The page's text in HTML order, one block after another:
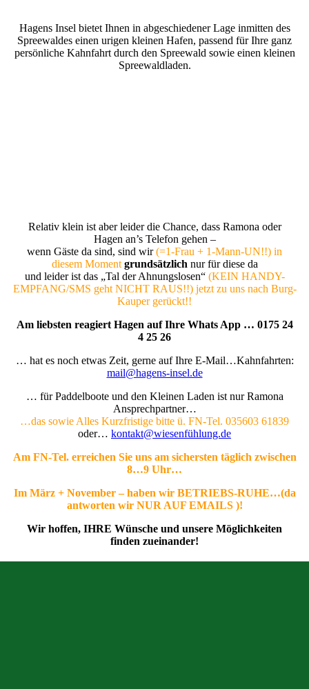
Hagens Insel bietet Ihnen in abgeschiedener Lage inmitten des
Spreewaldes einen urigen kleinen Hafen, passend für Ihre ganz
persönliche Kahnfahrt durch den Spreewald sowie einen kleinen
Spreewaldladen.
Relativ klein ist aber leider die Chance, dass Ramona oder
Hagen an’s Telefon gehen –
wenn Gäste da sind, sind wir(=1-Frau + 1-Mann-UN!!) in
diesem Moment grundsätzlich nur für diese da
und leider ist das „Tal der Ahnungslosen“ (KEIN HANDY-
EMPFANG/SMS geht NICHT RAUS!!) jetzt zu uns nach Burg-
Kauper gerückt!!
Am liebsten reagiert Hagen auf Ihre Whats App … 0175 24
4 25 26
… hat es noch etwas Zeit, gerne auf Ihre E-Mail…Kahnfahrten:
mail@hagens-insel.de
… für Paddelboote und den Kleinen Laden ist nur Ramona
Ansprechpartner…
…das sowie Alles Kurzfristige bitte ü. FN-Tel. 035603 61839
oder… kontakt@wiesenfühlung.de
Am FN-Tel. erreichen Sie uns am sichersten täglich zwischen
8…9 Uhr…
Im März + November – haben wir BETRIEBS-RUHE…(da
antworten wir NUR AUF EMAILS )!
Wir hoffen, IHRE Wünsche und unsere Möglichkeiten
finden zueinander!